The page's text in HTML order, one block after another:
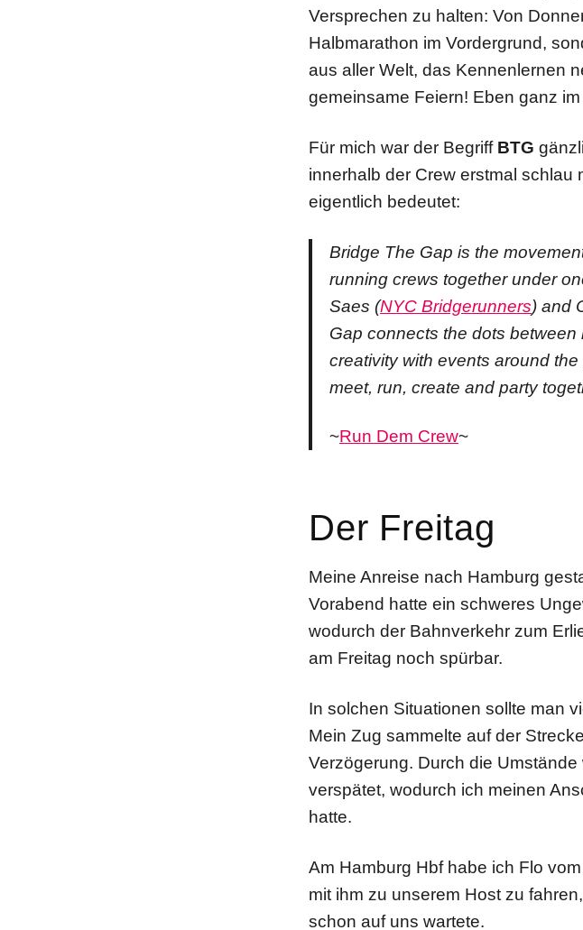
Versprechen zu halten: Von
Halbmarathon im Vordergrund,
aus aller Welt, das Kennenlernen
gemeinsame Feiern! Eben ganz
Für mich war der Begriff BTG
innerhalb der Crew erstmal
eigentlich bedeutet:
Bridge The Gap is the
running crews together under
Saes (NYC Bridgerunners) and
Gap connects the dots
creativity with events around
meet, run, create and party
~Run Dem Crew~
Der Freitag
Meine Anreise nach Hamburg
Vorabend hatte ein schweres
wodurch der Bahnverkehr zum
am Freitag noch spürbar.
In solchen Situationen sollte man
Mein Zug sammelte auf der
Verzögerung. Durch die
verspätet, wodurch ich meinen
hatte.
Am Hamburg Hbf habe ich Flo
mit ihm zu unserem Host zu
schon auf uns wartete.